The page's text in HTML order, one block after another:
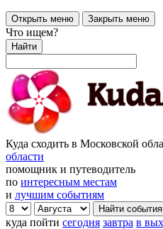
Открыть меню Закрыть меню
Что ищем?
Найти
Куда сходить в Московской
области
помощник и путеводитель
по интересным местам
и лучшим событиям
куда пойти сегодня завтра в